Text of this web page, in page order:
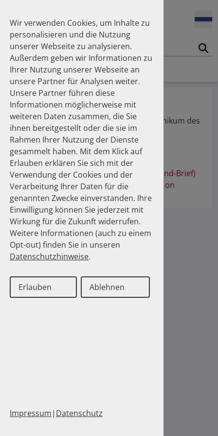
Homepage Publikationen Über die Autoren
Dr. med. Millenaar, Dominic
Klinik für Innere Medizin III Universitätsklinikum des
Saarlandes
Publikationen
“Dear Doctor” Warning Letter (Rote-Hand-Brief)
on Hydrochlorothiazide and Its Impact on
Antihypertensive Prescription
Wir verwenden Cookies, um Inhalte zu
personalisieren und die Nutzung
unserer Webseite zu analysieren.
Außerdem geben wir Informationen zu
Ihrer Nutzung unserer Webseite an
unsere Partner für Analysen weiter.
Unsere Partner führen diese
Informationen möglicherweise mit
weiteren Daten zusammen, die Sie
ihnen bereitgestellt oder die sie im
Rahmen Ihrer Nutzung der Dienste
gesammelt haben. Mit dem Klick auf
Erlauben erklären Sie sich mit der
Verwendung der Cookies und der
Verarbeitung Ihrer Daten für die
genannten Zwecke einverstanden. Ihre
Einwilligung können Sie jederzeit mit
Wirkung für die Zukunft widerrufen.
Weitere Informationen (auch zu einem
Opt-out) finden Sie in unseren
Datenschutzhinweise.
Erlauben Ablehnen
Impressum| Datenschutz